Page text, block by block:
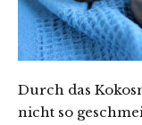
Durch das
nicht so